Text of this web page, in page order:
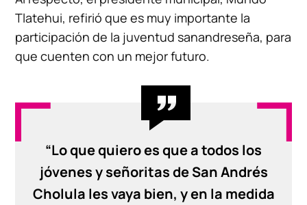
Tlatehui, refirió que es muy importante la
participación de la juventud sanandreseña, para
que cuenten con un mejor futuro.
“Lo que quiero es que a todos los
jóvenes y señoritas de San Andrés
Cholula les vaya bien, y en la medida